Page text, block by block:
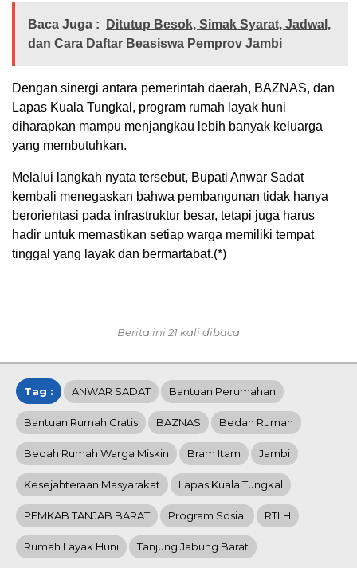
Baca Juga :
Ditutup Besok, Simak Syarat, Jadwal,
dan Cara Daftar Beasiswa Pemprov Jambi
Dengan sinergi antara pemerintah daerah, BAZNAS, dan
Lapas Kuala Tungkal, program rumah layak huni
diharapkan mampu menjangkau lebih banyak keluarga
yang membutuhkan.
Melalui langkah nyata tersebut, Bupati Anwar Sadat
kembali menegaskan bahwa pembangunan tidak hanya
berorientasi pada infrastruktur besar, tetapi juga harus
hadir untuk memastikan setiap warga memiliki tempat
tinggal yang layak dan bermartabat.(*)
Berita ini 21 kali dibaca
Tag : ANWAR SADAT Bantuan Perumahan
Bantuan Rumah Gratis BAZNAS Bedah Rumah
Bedah Rumah Warga Miskin Bram Itam Jambi
Kesejahteraan Masyarakat Lapas Kuala Tungkal
PEMKAB TANJAB BARAT Program Sosial RTLH
Rumah Layak Huni Tanjung Jabung Barat